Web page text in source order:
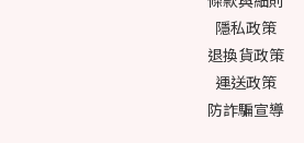
隱私政策
退換貨政策
運送政策
防詐騙宣導